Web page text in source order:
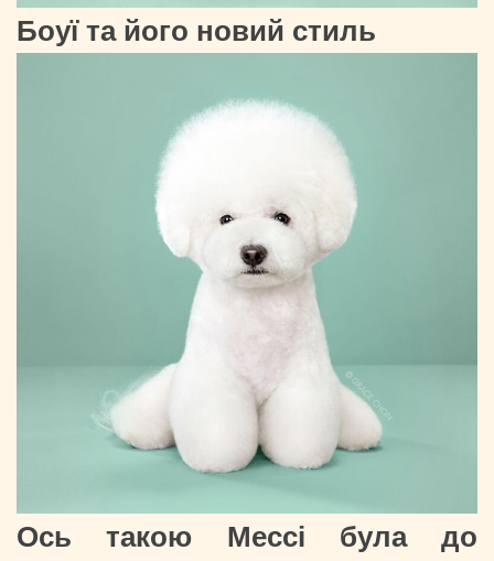
Боуї та його новий стиль
Ось такою Мессі була до